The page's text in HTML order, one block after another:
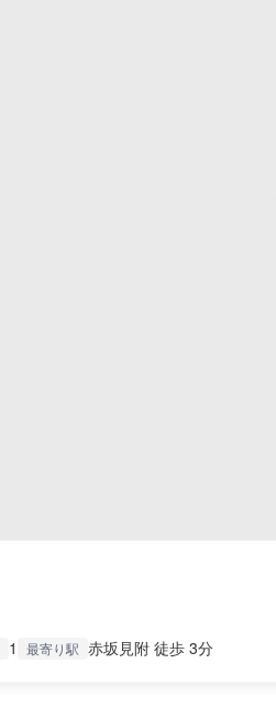
1 最寄り駅 赤坂見附 徒歩 3分